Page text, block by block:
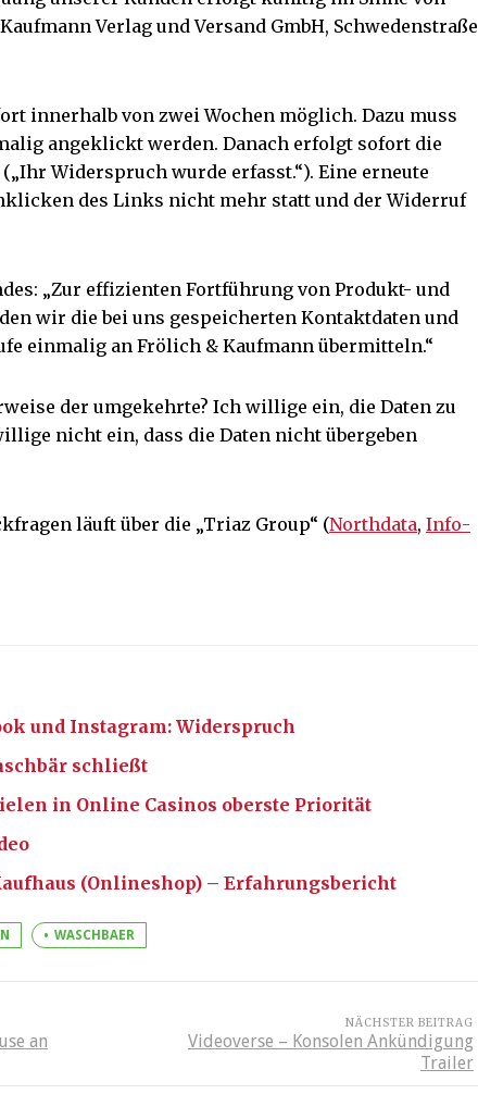
Verlag und Versand GmbH, Schwedenstraße
innerhalb von zwei Wochen möglich. Dazu muss
angeklickt werden. Danach erfolgt sofort die
Widerspruch wurde erfasst.“). Eine erneute
des Links nicht mehr statt und der Widerruf
„Zur effizienten Fortführung von Produkt- und
wir die bei uns gespeicherten Kontaktdaten und
einmalig an Frölich & Kaufmann übermitteln.“
der umgekehrte? Ich willige ein, die Daten zu
nicht ein, dass die Daten nicht übergeben
läuft über die „Triaz Group“ (Northdata, Info-
und Instagram: Widerspruch
schließt
in Online Casinos oberste Priorität
(Onlineshop) – Erfahrungsbericht
WASCHBAER
an
NÄCHSTER BEITRAG
Videoverse – Konsolen Ankündigung
Trailer